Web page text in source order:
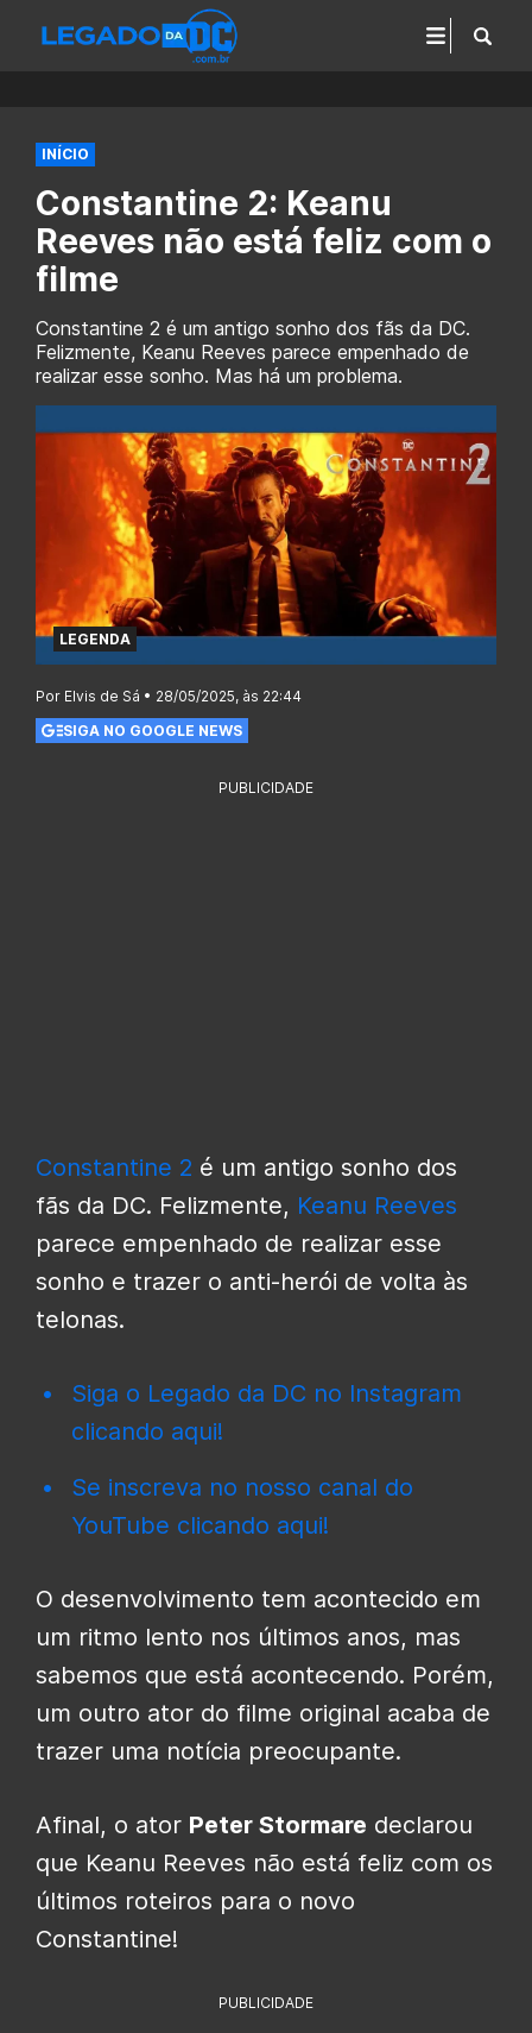
INÍCIO
Constantine 2: Keanu
Reeves não está feliz com o
filme
Constantine 2 é um antigo sonho dos fãs da DC.
Felizmente, Keanu Reeves parece empenhado de
realizar esse sonho. Mas há um problema.
LEGENDA
Por Elvis de Sá • 28/05/2025, às 22:44
SIGA NO GOOGLE NEWS
PUBLICIDADE
Constantine 2 é um antigo sonho dos
fãs da DC. Felizmente, Keanu Reeves
parece empenhado de realizar esse
sonho e trazer o anti-herói de volta às
telonas.
Siga o Legado da DC no Instagram
clicando aqui!
Se inscreva no nosso canal do
YouTube clicando aqui!
O desenvolvimento tem acontecido em
um ritmo lento nos últimos anos, mas
sabemos que está acontecendo. Porém,
um outro ator do filme original acaba de
trazer uma notícia preocupante.
Afinal, o ator Peter Stormare declarou
que Keanu Reeves não está feliz com os
últimos roteiros para o novo
Constantine!
PUBLICIDADE